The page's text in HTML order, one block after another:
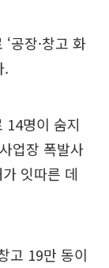
공장·창고 화
.
14명이 숨지
업장 폭발사
잇따른 데
고 19만 동이